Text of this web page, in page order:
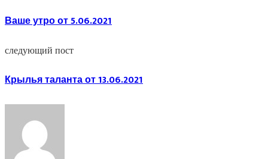
Ваше утро от 5.06.2021
следующий пост
Крылья таланта от 13.06.2021